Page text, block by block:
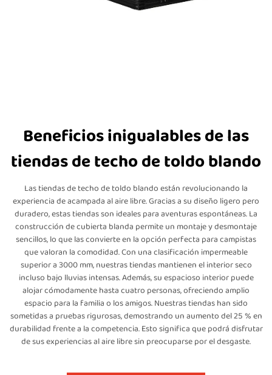
Beneficios inigualables de las
tiendas de techo de toldo blando
Las tiendas de techo de toldo blando están revolucionando la
experiencia de acampada al aire libre. Gracias a su diseño ligero pero
duradero, estas tiendas son ideales para aventuras espontáneas. La
construcción de cubierta blanda permite un montaje y desmontaje
sencillos, lo que las convierte en la opción perfecta para campistas
que valoran la comodidad. Con una clasificación impermeable
superior a 3000 mm, nuestras tiendas mantienen el interior seco
incluso bajo lluvias intensas. Además, su espacioso interior puede
alojar cómodamente hasta cuatro personas, ofreciendo amplio
espacio para la familia o los amigos. Nuestras tiendas han sido
sometidas a pruebas rigurosas, demostrando un aumento del 25 % en
durabilidad frente a la competencia. Esto significa que podrá disfrutar
de sus experiencias al aire libre sin preocuparse por el desgaste.